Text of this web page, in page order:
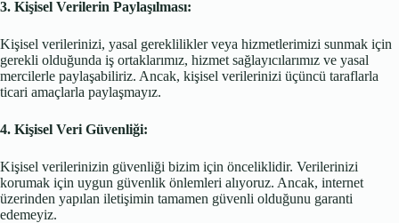
3. Kişisel Verilerin Paylaşılması:
Kişisel verilerinizi, yasal gereklilikler veya hizmetlerimizi sunmak için
gerekli olduğunda iş ortaklarımız, hizmet sağlayıcılarımız ve yasal
mercilerle paylaşabiliriz. Ancak, kişisel verilerinizi üçüncü taraflarla
ticari amaçlarla paylaşmayız.
4. Kişisel Veri Güvenliği:
Kişisel verilerinizin güvenliği bizim için önceliklidir. Verilerinizi
korumak için uygun güvenlik önlemleri alıyoruz. Ancak, internet
üzerinden yapılan iletişimin tamamen güvenli olduğunu garanti
edemeyiz.